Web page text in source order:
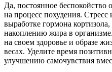
Да, постоянное беспокойство
на процесс похудения. Стресс
выработке гормона
накоплению жира в
на своем здоровье и образе
весах. Уделите время
улучшению самочувствия